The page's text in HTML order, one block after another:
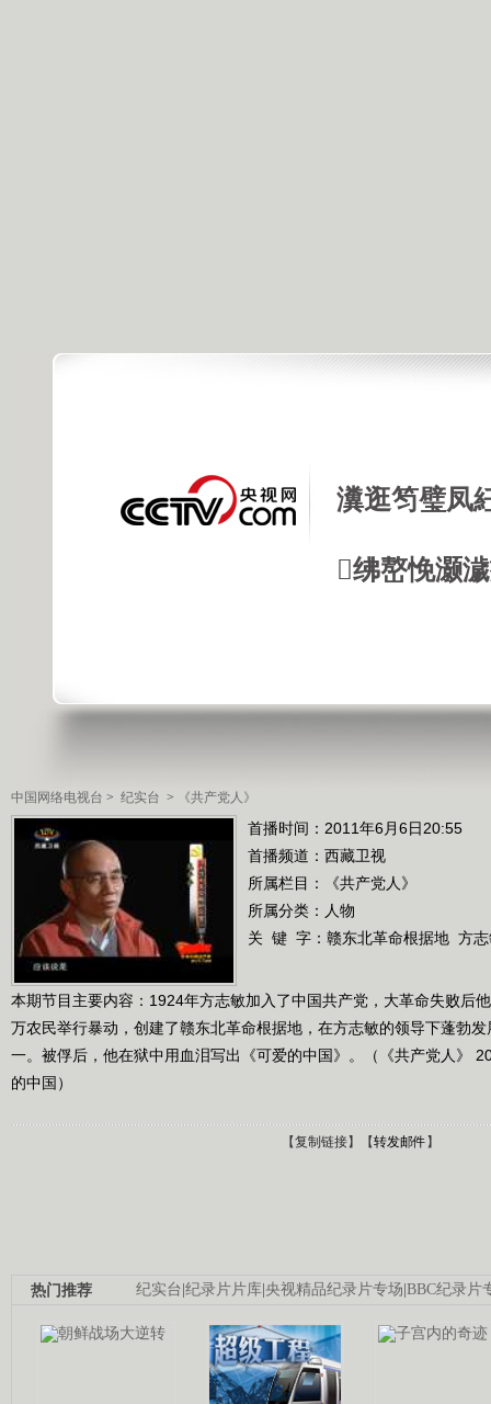
瀵逛笉璧凤
绋嶅悗灏
中国网络电视台 > 纪实台 > 《共产党人》
首播时间：2011年6月6日20:55
首播频道： 西藏卫视
所属栏目：
《共产党人》
所属分类：人物
关 键 字： 赣东北革命根据地 方
本期节目主要内容：1924年方志敏加入了中国共产党，大革命失败后
万农民举行暴动，创建了赣东北革命根据地，在方志敏的领导下蓬勃
一。被俘后，他在狱中用血泪写出《可爱的中国》。（《共产党人》
的中国）
【复制链接】【转发邮件】
纪实台|纪录片片库|央视精品纪录片专场|BBC纪录片
热门推荐